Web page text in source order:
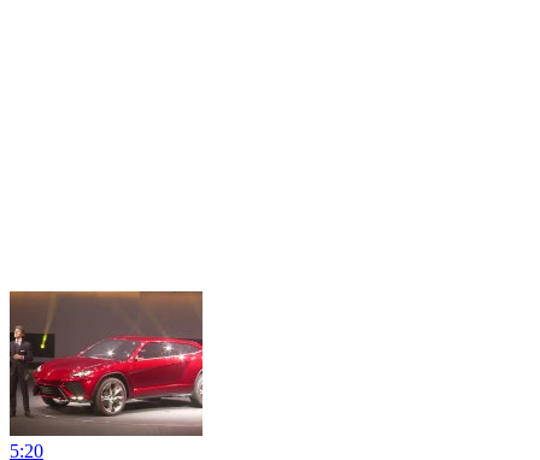
5:20